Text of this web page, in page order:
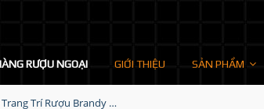
RƯỢU NGOẠI GIỚI THIỆU SẢN PHẨM
Kệ Trang Trí Rượu Brandy XO Con Hổ 2022